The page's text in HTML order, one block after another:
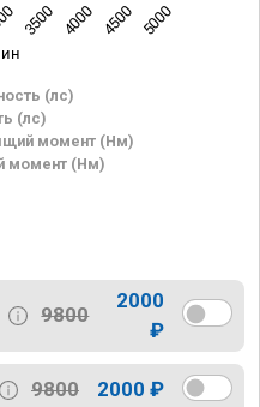
(лс)
(лс)
момент (Нм)
момент (Нм)
3500 4000 4500 5000
9800
2000
₽
9800 2000 ₽